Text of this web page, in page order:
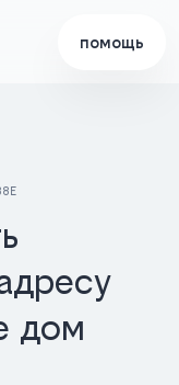
помощь
дом